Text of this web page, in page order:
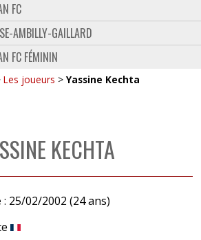
FC
AMBILLY-GAILLARD
FC FÉMININ
Les joueurs > Yassine Kechta
KECHTA
: 25/02/2002 (24 ans)